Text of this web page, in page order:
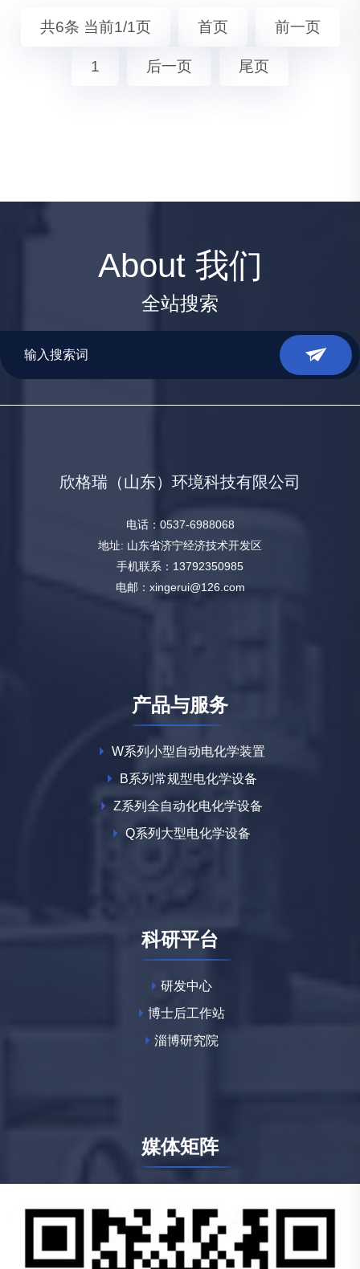
共6条 当前1/1页 首页 前一页
1 后一页 尾页
About 我们
全站搜索
欣格瑞（山东）环境科技有限公司
电话：0537-6988068
地址: 山东省济宁经济技术开发区
手机联系：13792350985
电邮：xingerui@126.com
产品与服务
W系列小型自动电化学装置
B系列常规型电化学设备
Z系列全自动化电化学设备
Q系列大型电化学设备
科研平台
研发中心
博士后工作站
淄博研究院
媒体矩阵